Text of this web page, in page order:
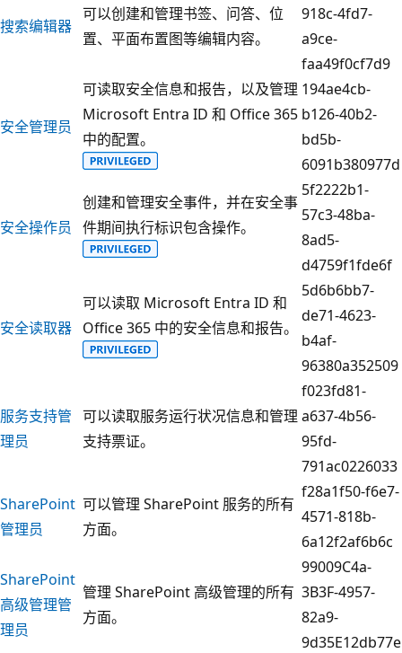
搜索编辑器
可以创建和管理书签、问答、位
置、平面布置图等编辑内容。
918c-4fd7-
a9ce-
faa49f0cf7d9
安全管理员
可读取安全信息和报告，以及管理
Microsoft Entra ID 和 Office 365
中的配置。
194ae4cb-
b126-40b2-
bd5b-
6091b380977d
安全操作员
创建和管理安全事件，并在安全事
件期间执行标识包含操作。
5f2222b1-
57c3-48ba-
8ad5-
d4759f1fde6f
安全读取器
可以读取 Microsoft Entra ID 和
Office 365 中的安全信息和报告。
5d6b6bb7-
de71-4623-
b4af-
96380a352509
服务支持管
理员
可以读取服务运行状况信息和管理
支持票证。
f023fd81-
a637-4b56-
95fd-
791ac0226033
SharePoint
管理员
可以管理 SharePoint 服务的所有
方面。
f28a1f50-f6e7-
4571-818b-
6a12f2af6b6c
SharePoint
高级管理管
理员
管理 SharePoint 高级管理的所有
方面。
99009C4a-
3B3F-4957-
82a9-
9d35E12db77e